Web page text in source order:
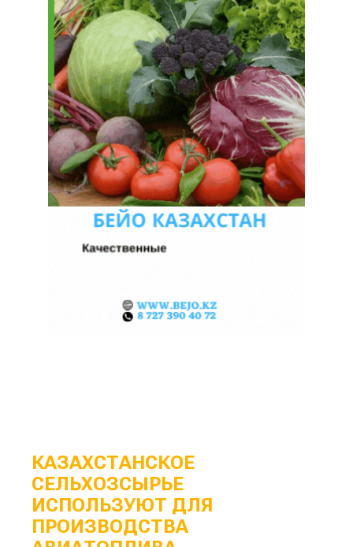
КАЗАХСТАНСКОЕ
СЕЛЬХОЗСЫРЬЕ
ИСПОЛЬЗУЮТ ДЛЯ
ПРОИЗВОДСТВА